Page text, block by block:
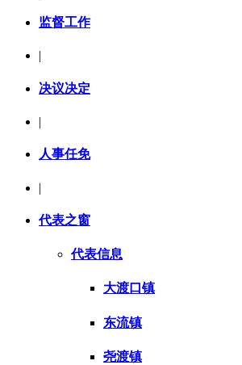
监督工作
决议决定
|
人事任免
|
代表之窗
代表信息
大渡口镇
东流镇
尧渡镇